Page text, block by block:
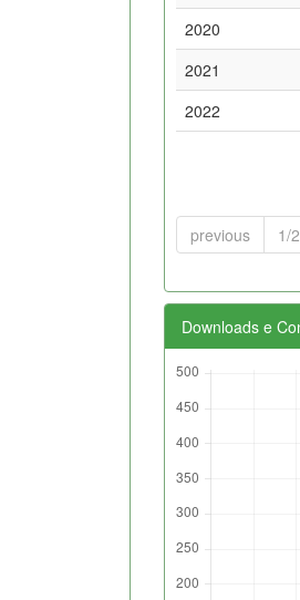
2020
2021
2022
previous 1/2
Downloads e